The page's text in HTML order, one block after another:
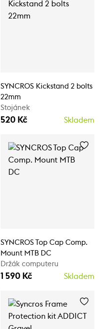
SYNCROS Kickstand 2 bolts
22mm
Stojánek
520 Kč Skladem
SYNCROS Top Cap Comp.
Mount MTB DC
Držák computeru
1 590 Kč Skladem